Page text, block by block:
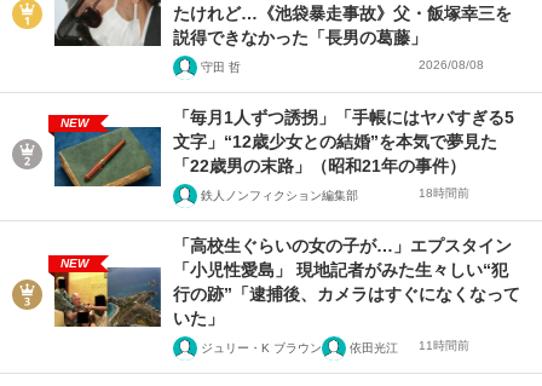
たけれど…《池袋暴走事故》父・飯塚幸三を
説得できなかった「長男の葛藤」
守田 哲 2026/08/08
NEW
「毎月1人ずつ誘拐」「手帳にはヤバすぎる5
文字」“12歳少女との結婚”を本気で夢見た
「22歳男の末路」（昭和21年の事件）
鉄人ノンフィクション編集部 18時間前
NEW
「高校生ぐらいの女の子が…」エプスタイン
「小児性愛島」 現地記者がみた生々しい“犯
行の跡”「逮捕後、カメラはすぐになくなって
いた」
ジュリー・K ブラウン 依田光江 11時間前